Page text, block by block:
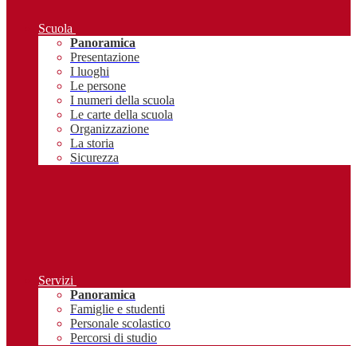
Scuola
Panoramica
Presentazione
I luoghi
Le persone
I numeri della scuola
Le carte della scuola
Organizzazione
La storia
Sicurezza
Servizi
Panoramica
Famiglie e studenti
Personale scolastico
Percorsi di studio